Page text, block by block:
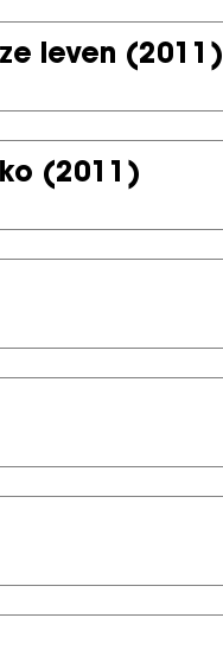
leven (2011)
(2011)